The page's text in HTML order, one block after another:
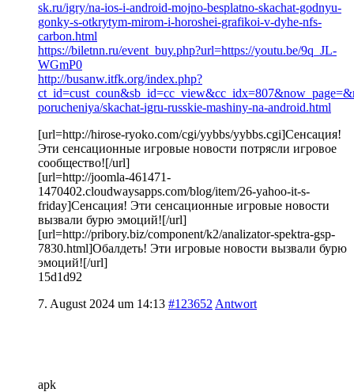
sk.ru/igry/na-ios-i-android-mojno-besplatno-skachat-godnyu-
gonky-s-otkrytym-mirom-i-horoshei-grafikoi-v-dyhe-nfs-
carbon.html
https://biletnn.ru/event_buy.php?url=https://youtu.be/9q_JL-
WGmP0
http://busanw.itfk.org/index.php?
porucheniya/skachat-igru-russkie-mashiny-na-android.html
[url=http://hirose-ryoko.com/cgi/yybbs/yybbs.cgi]Сенсация!
Эти сенсационные игровые новости потрясли игровое
сообщество![/url]
[url=http://joomla-461471-
1470402.cloudwaysapps.com/blog/item/26-yahoo-it-s-
friday]Сенсация! Эти сенсационные игровые новости
вызвали бурю эмоций![/url]
[url=http://pribory.biz/component/k2/analizator-spektra-gsp-
7830.html]Обалдеть! Эти игровые новости вызвали бурю
эмоций![/url]
15d1d92
7. August 2024 um 14:13 #123652 Antwort
apk